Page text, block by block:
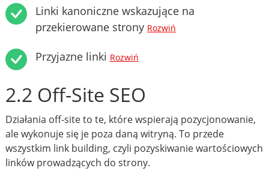
Linki kanoniczne wskazujące na
przekierowane strony Rozwiń
Przyjazne linki Rozwiń
2.2 Off-Site SEO
Działania off-site to te, które wspierają pozycjonowanie,
ale wykonuje się je poza daną witryną. To przede
wszystkim link building, czyli pozyskiwanie wartościowych
linków prowadzących do strony.